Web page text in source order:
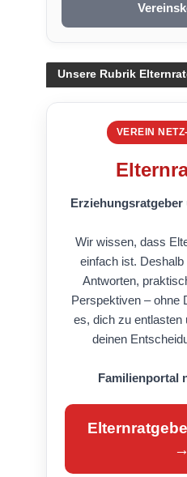
Unsere Rubrik
VEREIN
Wir wissen, dass
einfach ist.
Antworten,
Perspektiven – ohne
es, dich zu entlasten
deinen
Familienportal
→